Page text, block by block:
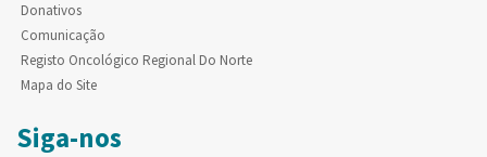
Donativos
Comunicação
Registo Oncológico Regional Do Norte
Mapa do Site
Siga-nos